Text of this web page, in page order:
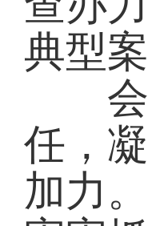
典型
会议
任，
加力